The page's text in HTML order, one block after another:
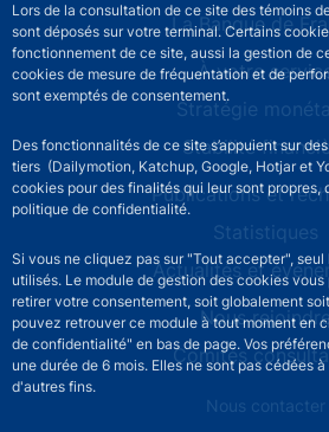
Lors de la consultation de ce site des témoins
sont déposés sur votre terminal. Certains
fonctionnement de ce site, aussi la gestion de
cookies de mesure de fréquentation et de
sont exemptés de consentement.
Des fonctionnalités de ce site s’appuient sur
tiers (Dailymotion, Katchup, Google, Hotjar et
cookies pour des finalités qui leur sont propres,
politique de confidentialité.
Si vous ne cliquez pas sur "Tout accepter",
utilisés. Le module de gestion des cookies
retirer votre consentement, soit globalement
pouvez retrouver ce module à tout moment en
de confidentialité" en bas de page. Vos
une durée de 6 mois. Elles ne sont pas cédées
d'autres fins.
La Banque de
À votre
Stratégie
Stabilité
Publications et
Statistiques
Actualités et
Nous rejoindre
Comités
Footer secondary menuNous contacter